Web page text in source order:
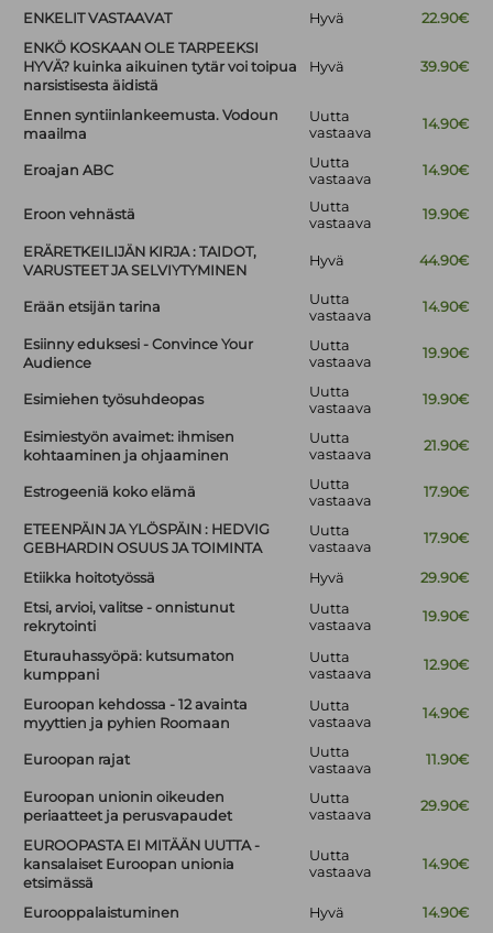
ENKELIT VASTAAVAT Hyvä
22.90€
ENKÖ KOSKAAN OLE TARPEEKSI
HYVÄ? kuinka aikuinen tytär voi toipua
narsistisesta äidistä
Hyvä 39.90€
Ennen syntiinlankeemusta. Vodoun
maailma
Uutta
vastaava
14.90€
Eroajan ABC
Uutta
vastaava
14.90€
Eroon vehnästä
Uutta
vastaava
19.90€
ERÄRETKEILIJÄN KIRJA : TAIDOT,
VARUSTEET JA SELVIYTYMINEN
Hyvä 44.90€
Erään etsijän tarina
Uutta
vastaava
14.90€
Esiinny eduksesi - Convince Your
Audience
Uutta
vastaava
19.90€
Esimiehen työsuhdeopas
Uutta
vastaava
19.90€
Esimiestyön avaimet: ihmisen
kohtaaminen ja ohjaaminen
Uutta
vastaava
21.90€
Estrogeeniä koko elämä
Uutta
vastaava
17.90€
ETEENPÄIN JA YLÖSPÄIN : HEDVIG
GEBHARDIN OSUUS JA TOIMINTA
Uutta
vastaava
17.90€
Etiikka hoitotyössä Hyvä
29.90€
Etsi, arvioi, valitse - onnistunut
rekrytointi
Uutta
vastaava
19.90€
Eturauhassyöpä: kutsumaton
kumppani
Uutta
vastaava
12.90€
Euroopan kehdossa - 12 avainta
myyttien ja pyhien Roomaan
Uutta
vastaava
14.90€
Euroopan rajat
Uutta
vastaava
11.90€
Euroopan unionin oikeuden
periaatteet ja perusvapaudet
Uutta
vastaava
29.90€
EUROOPASTA EI MITÄÄN UUTTA -
kansalaiset Euroopan unionia
etsimässä
Uutta
vastaava
14.90€
Eurooppalaistuminen Hyvä
14.90€